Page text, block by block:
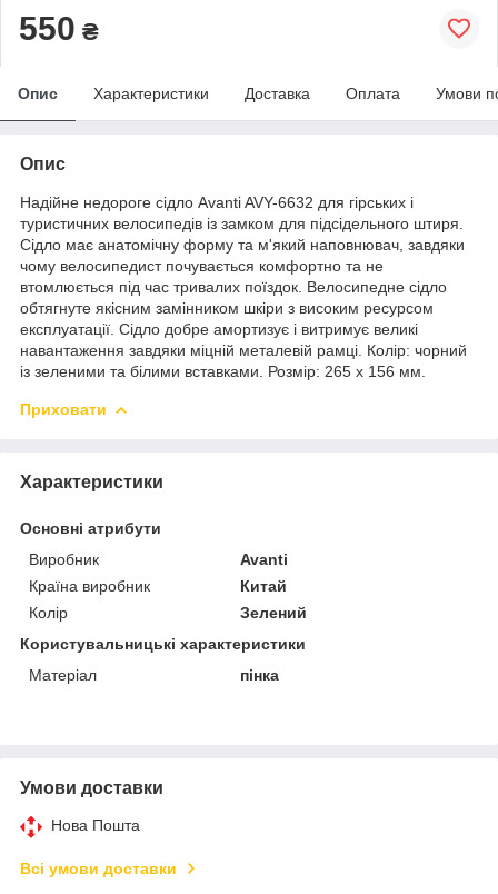
550 ₴
Опис Характеристики Доставка Оплата Умови
Опис
Надійне недороге сідло Avanti AVY-6632 для гірських і
туристичних велосипедів із замком для підсідельного штиря.
Сідло має анатомічну форму та м'який наповнювач, завдяки
чому велосипедист почувається комфортно та не
втомлюється під час тривалих поїздок. Велосипедне сідло
обтягнуте якісним замінником шкіри з високим ресурсом
експлуатації. Сідло добре амортизує і витримує великі
навантаження завдяки міцній металевій рамці. Колір: чорний
із зеленими та білими вставками. Розмір: 265 x 156 мм.
Приховати
Характеристики
Основні атрибути
Виробник
Avanti
Країна виробник
Китай
Колір
Зелений
Користувальницькі характеристики
Матеріал
пінка
Умови доставки
Нова Пошта
Всі умови доставки